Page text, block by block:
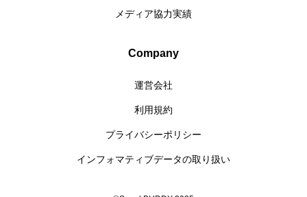
メディア協力実績
Company
運営会社
利用規約
プライバシーポリシー
インフォマティブデータの取り扱い